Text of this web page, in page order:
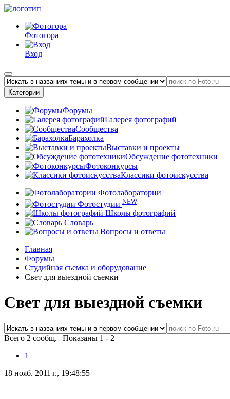
Фотогора
Вход
Категории
Форумы
Галерея фотографий
Сообщества
Барахолка
Выставки и проекты
Обсуждение фототехники
Фотоконкурсы
Классики фотоискусства
Фотолаборатории
Фотостудии NEW
Школы фотографий
Словарь
Вопросы и ответы
Главная
Форумы
Студийная съемка и оборудование
Свет для выездной съемки
Свет для выездной съемки
Всего 2 сообщ. | Показаны 1 - 2
1
18 нояб. 2011 г., 19:48:55